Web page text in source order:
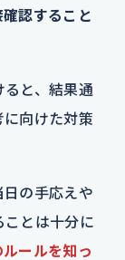
認すること
と、結果通
向けた対策
の手応えや
ことは十分に
ールを知っ